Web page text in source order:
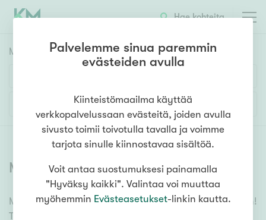
Hae kohteita
Myyntikohteet
1h 2h 3h 4h 5h+
Asuntotyyppi
Kerros-/luhtitalo
Rivitalo/paritalo
Lisää hakuehtoja
Myytävät asunnot (6336)
Meiltä löydät myytävät asunnot, oli tarpeesi mikä vain!
Tuhansien kohteiden ja satojen kiinteistönvälittäjien
Palvelemme sinua paremmin
evästeiden avulla
Kiinteistömaailma käyttää
verkkopalvelussaan evästeitä, joiden avulla
sivusto toimii toivotulla tavalla ja voimme
tarjota sinulle kiinnostavaa sisältöä.
Voit antaa suostumuksesi painamalla
"Hyväksy kaikki". Valintaa voi muuttaa
myöhemmin Evästeasetukset-linkin kautta.